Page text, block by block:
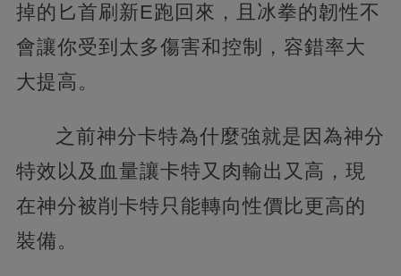
掉的匕首刷新E跑回來，且冰拳的韌性不
會讓你受到太多傷害和控制，容錯率大
大提高。
之前神分卡特為什麼強就是因為神分
特效以及血量讓卡特又肉輸出又高，現
在神分被削卡特只能轉向性價比更高的
裝備。